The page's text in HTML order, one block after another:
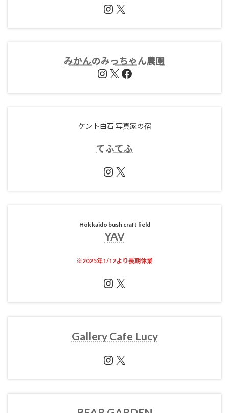
Instagram
X
みかんのみっちゃん農園
Instagram
X Facebook
ケント白石 写真家の宿
てふてふ
Instagram
X
Hokkaido bush craft field
YAV
※2025年1/12より長期休業
Instagram
X
Gallery Cafe Lucy
Instagram
X